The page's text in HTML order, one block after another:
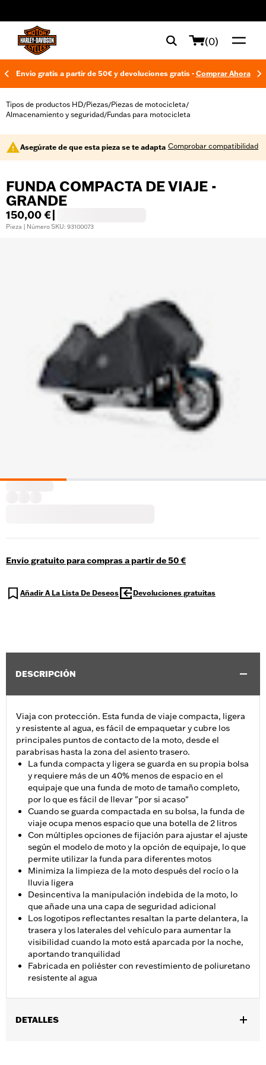
(0)
Envío gratis a partir de 50€ y devoluciones gratis - Comprar Ahora
Tipos de productos HD/Piezas/Piezas de motocicleta/
Almacenamiento y seguridad/Fundas para motocicleta
Asegúrate de que esta pieza se te adapta Comprobar compatibilidad
FUNDA COMPACTA DE VIAJE -
GRANDE
150,00 €
Pieza | Número SKU: 93100073
Envío gratuito para compras a partir de 50 €
Añadir A La Lista De Deseos Devoluciones gratuitas
DESCRIPCIÓN
Viaja con protección. Esta funda de viaje compacta, ligera
y resistente al agua, es fácil de empaquetar y cubre los
principales puntos de contacto de la moto, desde el
parabrisas hasta la zona del asiento trasero.
La funda compacta y ligera se guarda en su propia bolsa
y requiere más de un 40% menos de espacio en el
equipaje que una funda de moto de tamaño completo,
por lo que es fácil de llevar "por si acaso"
Cuando se guarda compactada en su bolsa, la funda de
viaje ocupa menos espacio que una botella de 2 litros
Con múltiples opciones de fijación para ajustar el ajuste
según el modelo de moto y la opción de equipaje, lo que
permite utilizar la funda para diferentes motos
Minimiza la limpieza de la moto después del rocío o la
lluvia ligera
Desincentiva la manipulación indebida de la moto, lo
que añade una una capa de seguridad adicional
Los logotipos reflectantes resaltan la parte delantera, la
trasera y los laterales del vehículo para aumentar la
visibilidad cuando la moto está aparcada por la noche,
aportando tranquilidad
Fabricada en poliéster con revestimiento de poliuretano
resistente al agua
DETALLES